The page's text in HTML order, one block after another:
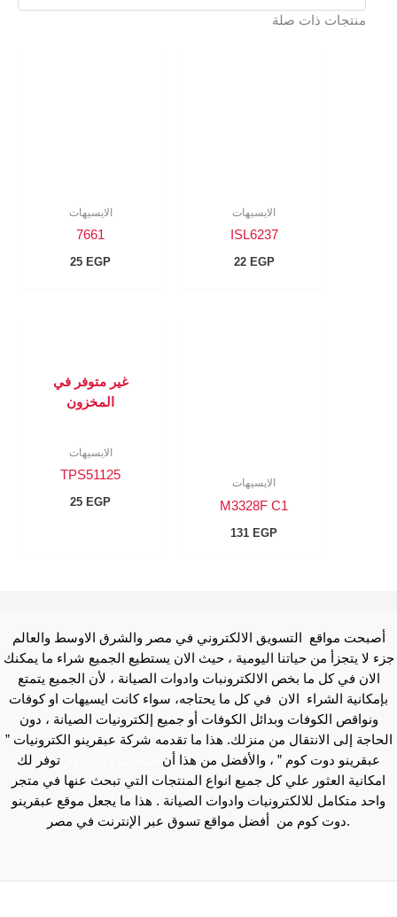
منتجات ذات صلة
الايسيهات
ISL6237
22 EGP
الايسيهات
7661
25 EGP
الايسيهات
M3328F C1
131 EGP
غير متوفر في
المخزون
الايسيهات
TPS51125
25 EGP
أصبحت مواقع التسويق الالكتروني في مصر والشرق الاوسط والعالم
جزء لا يتجزأ من حياتنا اليومية ، حيث الان يستطيع الجميع شراء ما يمكنك
الان في كل ما بخص الالكترونبات وادوات الصيانة ، لأن الجميع يتمتع
بإمكانية الشراء الان في كل ما يحتاجه، سواء كانت ايسيهات او كوفات
ونواقص الكوفات وبدائل الكوفات أو جميع إلكترونيات الصيانة ، دون
الحاجة إلى الانتقال من منزلك. هذا ما تقدمه شركة عبقرينو الكترونيات ”
عبقرينو دوت كوم ” ، والأفضل من هذا أن
توفر لك
امكانية العثور علي كل جميع انواع المنتجات التي تبحث عنها في متجر
واحد متكامل للالكترونيات وادوات الصيانة . هذا ما يجعل موقع عبقرينو
دوت كوم من أفضل مواقع تسوق عبر الإنترنت في مصر.